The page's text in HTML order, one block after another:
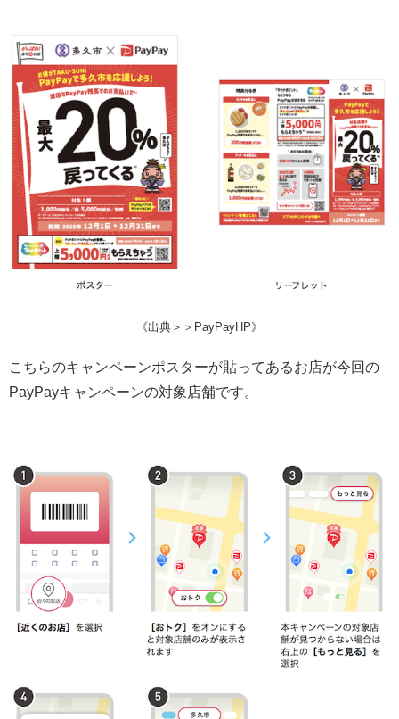
《出典＞＞PayPayHP》
こちらのキャンペーンポスターが貼ってあるお店が今回の
PayPayキャンペーンの対象店舗です。